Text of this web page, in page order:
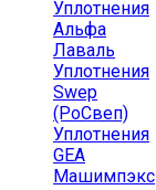
Уплотнения
Альфа
Лаваль
Уплотнения
Swep
(РоСвеп)
Уплотнения
GEA
Машимпэкс